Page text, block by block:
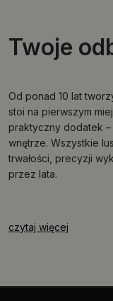
Twoje
Od ponad 10 lat
stoi na pierwszym
praktyczny dodatek
wnętrze. Wszystkie
trwałości, precyzji
przez lata.
czytaj więcej